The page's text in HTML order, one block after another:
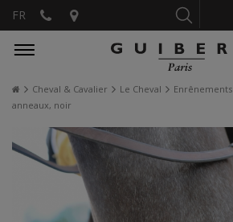
FR
Cheval & Cavalier Le Cheval Enrênements
anneaux, noir